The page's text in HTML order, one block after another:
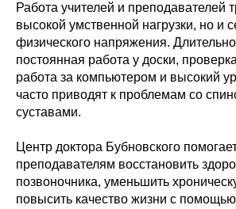
Работа учителей и преподавателей
высокой умственной нагрузки, но и
физического напряжения.
постоянная работа у доски,
работа за компьютером и высокий
часто приводят к проблемам со
суставами.
Центр доктора Бубновского
преподавателям восстановить
позвоночника, уменьшить
повысить качество жизни с